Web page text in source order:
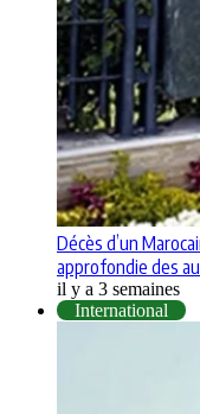
Décès d’un
approfondie des
il y a 3 semaines
International